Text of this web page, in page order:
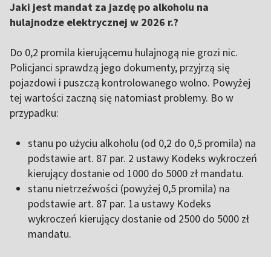
Jaki jest mandat za jazdę po alkoholu na
hulajnodze elektrycznej w 2026 r.?
Do 0,2 promila kierującemu hulajnogą nie grozi nic.
Policjanci sprawdzą jego dokumenty, przyjrzą się
pojazdowi i puszczą kontrolowanego wolno. Powyżej
tej wartości zaczną się natomiast problemy. Bo w
przypadku:
stanu po użyciu alkoholu (od 0,2 do 0,5 promila) na
podstawie art. 87 par. 2 ustawy Kodeks wykroczeń
kierujący dostanie od 1000 do 5000 zł mandatu.
stanu nietrzeźwości (powyżej 0,5 promila) na
podstawie art. 87 par. 1a ustawy Kodeks
wykroczeń kierujący dostanie od 2500 do 5000 zł
mandatu.